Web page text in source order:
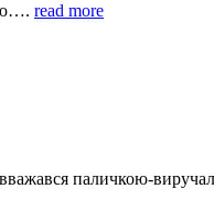
read more
вважався паличкою-